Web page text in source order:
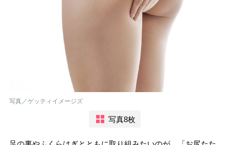
写真／ゲッティイメージズ
写真8枚